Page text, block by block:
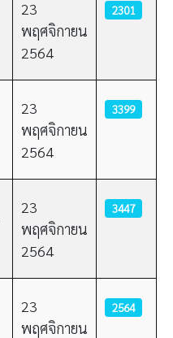
23
พฤศจิกายน
2564
2301
23
พฤศจิกายน
2564
3399
23
พฤศจิกายน
2564
3447
23
พฤศจิกายน
2564